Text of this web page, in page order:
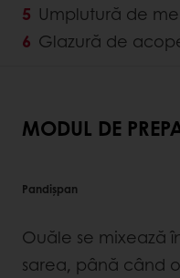
Umplutură de
Glazură de
MODUL DE
Pandișpan
Ouăle se mixează
sarea, până când